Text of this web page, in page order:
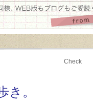
Check
き。